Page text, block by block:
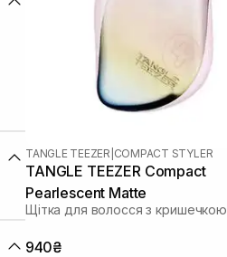
TANGLE TEEZER COMPACT STYLER
TANGLE TEEZER Compact
Pearlescent Matte
Щітка для волосся з кришечкою
940₴